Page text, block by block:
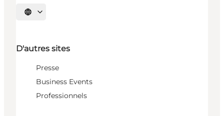
Choisissez la langue
D'autres sites
Presse
Business Events
Professionnels